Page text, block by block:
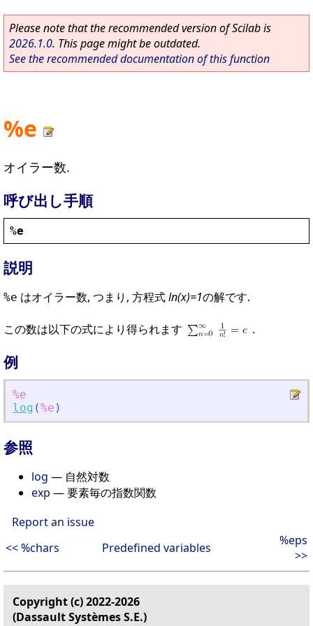
Please note that the recommended version of Scilab is
2026.1.0. This page might be outdated.
See the recommended documentation of this function
%e
オイラー数.
呼び出し手順
%e
説明
%e はオイラー数, つまり, 方程式ln(x)=1の解です.
この数は以下の式により得られます .
例
%e
log (%e )
参照
log — 自然対数
exp — 要素毎の指数関数
Report an issue
<< %chars
Predefined variables
%eps
>>
Copyright (c) 2022-2026
(Dassault Systèmes S.E.)